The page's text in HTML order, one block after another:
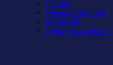
Состав
Тренерский штаб
Календарь
Турнирная таблица